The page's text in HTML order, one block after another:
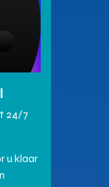
24/7
u klaar